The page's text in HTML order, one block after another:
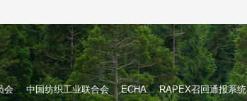
会 中国纺织工业联合会 ECHA RAPEX召回通报系统